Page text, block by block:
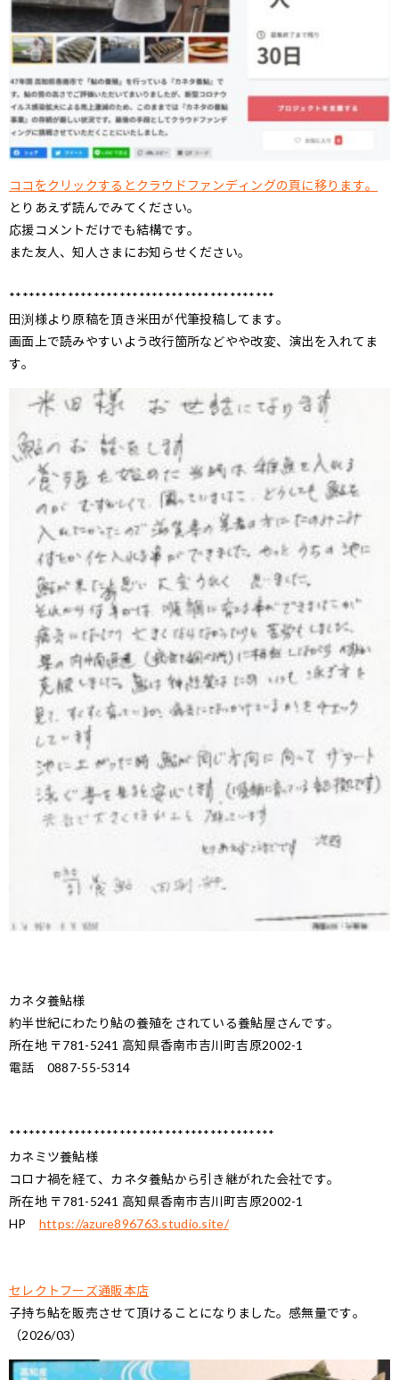
ココをクリックするとクラウドファンディングの頁に移ります。
とりあえず読んでみてください。
応援コメントだけでも結構です。
また友人、知人さまにお知らせください。
*****************************************
田渕様より原稿を頂き米田が代筆投稿してます。
画面上で読みやすいよう改行箇所などやや改変、演出を入れてま
す。
カネタ養鮎様
約半世紀にわたり鮎の養殖をされている養鮎屋さんです。
所在地 〒781-5241 高知県香南市吉川町吉原2002-1
電話 0887-55-5314
*****************************************
カネミツ養鮎様
コロナ禍を経て、カネタ養鮎から引き継がれた会社です。
所在地 〒781-5241 高知県香南市吉川町吉原2002-1
HP https://azure896763.studio.site/
セレクトフーズ通販本店
子持ち鮎を販売させて頂けることになりました。感無量です。
（2026/03）